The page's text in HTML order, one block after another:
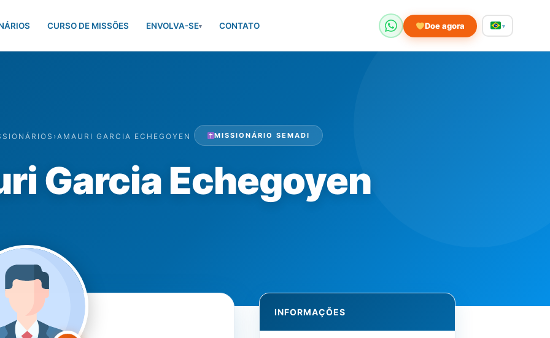
CURSO DE MISSÕES ENVOLVA-SE▾ CONTATO Doe agora ▾
›AMAURI GARCIA ECHEGOYEN MISSIONÁRIO SEMADI
Garcia Echegoyen
INFORMAÇÕES